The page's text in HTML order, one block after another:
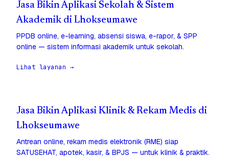
Jasa Bikin Aplikasi Sekolah & Sistem
Akademik di Lhokseumawe
PPDB online, e-learning, absensi siswa, e-rapor, & SPP
online — sistem informasi akademik untuk sekolah.
Lihat layanan →
Jasa Bikin Aplikasi Klinik & Rekam Medis di
Lhokseumawe
Antrean online, rekam medis elektronik (RME) siap
SATUSEHAT, apotek, kasir, & BPJS — untuk klinik & praktik.